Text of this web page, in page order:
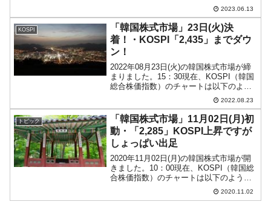
『Investing.com』より引用）。上げて始
まっていますが、現在のところ陰線。
KOS...
2023.06.13
KOSPI
「韓国株式市場」23日(火)決
着！・KOSPI「2,435」までダウ
ン！
2022年08月23日(火)の韓国株式市場が締
まりました。15：30現在、KOSPI（韓国
総合株価指数）のチャートは以下のよう
『Investing.com』より引用）。ギャップ
ダウンして始まって、陰線も長くなりま
し...
2022.08.23
トピック
「韓国株式市場」11月02日(月)初
動・「2,285」KOSPI上昇ですが
しょっぱい出足
2020年11月02日(月)の韓国株式市場が開
きました。10：00現在、KOSPI（韓国総
合株価指数）のチャートは以下のように
『Investing.com』より引用）。前日がド
2020.11.02